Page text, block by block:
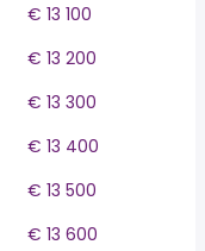
€ 13 100
€ 13 200
€ 13 300
€ 13 400
€ 13 500
€ 13 600